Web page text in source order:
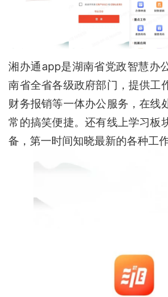
湘办通app是湖南省党政智慧办
南省全省各级政府部门，提供工
财务报销等一体办公服务，在线
常的搞笑便捷。还有线上学习板
备，第一时间知晓最新的各种工